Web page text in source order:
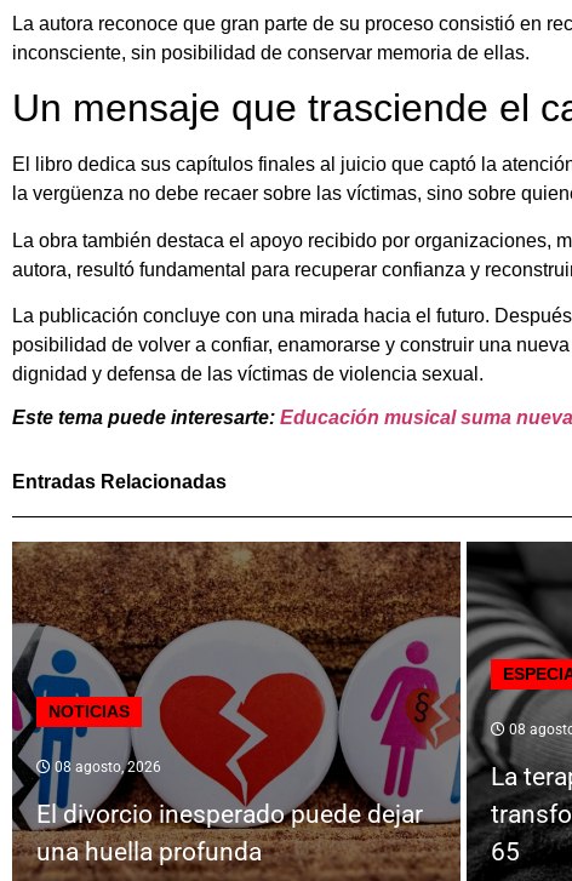
La autora reconoce que gran parte de su proceso consistió en
inconsciente, sin posibilidad de conservar memoria de ellas.
Un mensaje que trasciende el
El libro dedica sus capítulos finales al juicio que captó la
la vergüenza no debe recaer sobre las víctimas, sino sobre
La obra también destaca el apoyo recibido por organizaciones,
autora, resultó fundamental para recuperar confianza y
La publicación concluye con una mirada hacia el futuro.
posibilidad de volver a confiar, enamorarse y construir una
dignidad y defensa de las víctimas de violencia sexual.
Este tema puede interesarte: Educación musical suma
Entradas Relacionadas
NOTICIAS
08 agosto, 2026
El divorcio inesperado puede dejar
una huella profunda
08
La
65